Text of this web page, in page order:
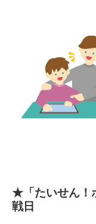
★「たいせん！
戦日